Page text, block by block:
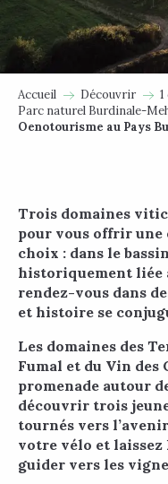
Accueil Découvrir
Parc naturel Burdinale-
Oenotourisme au Pays
Trois domaines
pour vous offrir
choix : dans le
historiquement liée
rendez-vous dans
et histoire se
Les domaines des
Fumal et du Vin des
promenade autour
découvrir trois
tournés vers
votre vélo et
guider vers les